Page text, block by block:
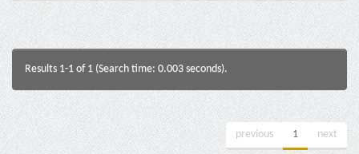
Results 1-1 of 1 (Search time: 0.003 seconds).
previous 1 next